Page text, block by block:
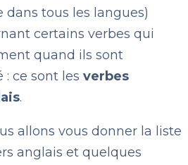
tous les langues)
certains verbes qui
quand ils sont
: ce sont lesverbes
.
allons vous donner la liste
anglais et quelques